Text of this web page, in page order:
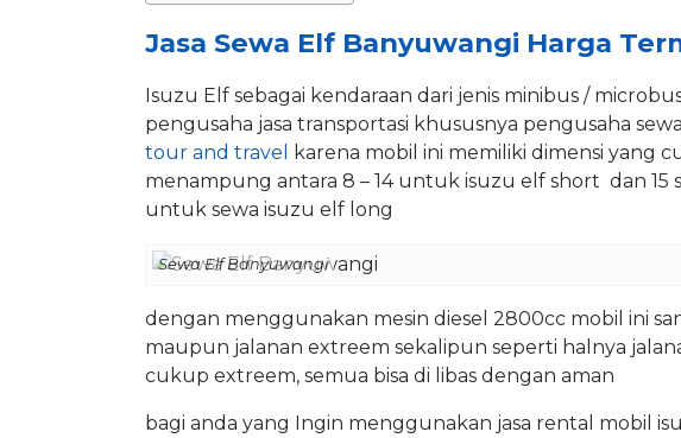
Jasa Sewa Elf Banyuwangi Harga
Isuzu Elf sebagai kendaraan dari jenis minibus /
pengusaha jasa transportasi khususnya pengusaha
tour and travel
karena mobil ini memiliki dimensi yang
menampung antara 8 – 14 untuk isuzu elf short dan 15
untuk sewa isuzu elf long
Sewa Elf Banyuwangi
dengan menggunakan mesin diesel 2800cc mobil ini
maupun jalanan extreem sekalipun seperti halnya
cukup extreem, semua bisa di libas dengan aman
bagi anda yang Ingin menggunakan jasa rental mobil